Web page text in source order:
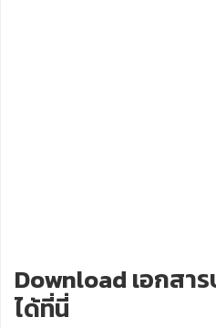
Download เอกสา
ได้ที่นี่